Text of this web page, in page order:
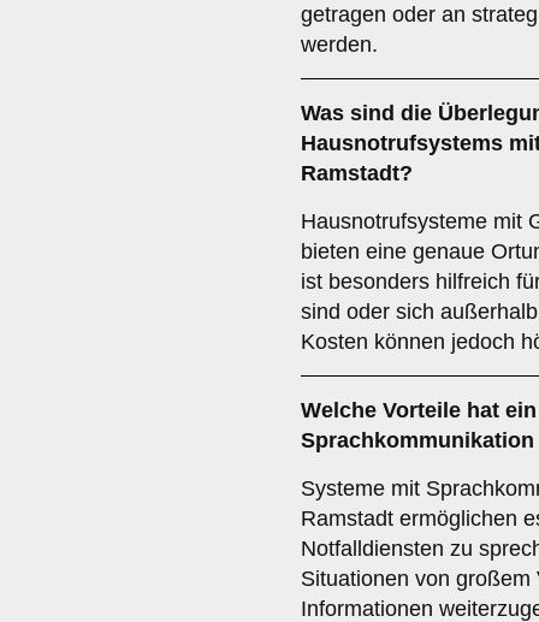
getragen oder an
werden.
Was sind die
Hausnotrufsystems
Ramstadt?
Hausnotrufsysteme mit
bieten eine genaue
ist besonders hilfreich
sind oder sich
Kosten können jedoch
Welche Vorteile hat
Systeme mit
Ramstadt ermöglichen
Notfalldiensten zu
Situationen von
Informationen